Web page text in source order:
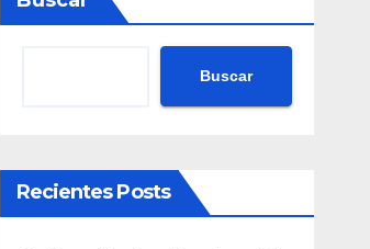
Buscar
Recientes Posts